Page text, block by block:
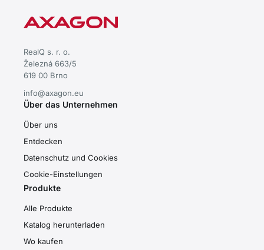
RealQ s. r. o.
Železná 663/5
619 00 Brno
info@axagon.eu
Über das Unternehmen
Über uns
Entdecken
Datenschutz und Cookies
Cookie-Einstellungen
Produkte
Alle Produkte
Katalog herunterladen
Wo kaufen